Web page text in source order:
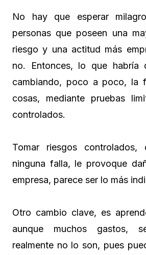
No hay que esperar
personas que poseen una
riesgo y una actitud más
no. Entonces, lo que habría
cambiando, poco a poco, la
cosas, mediante pruebas
controlados.
Tomar riesgos controlados,
ninguna falla, le provoque
empresa, parece ser lo más
Otro cambio clave, es
aunque muchos gastos,
realmente no lo son, pues